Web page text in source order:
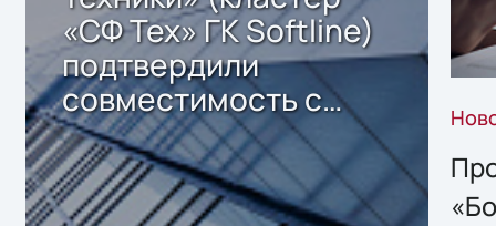
«СФ Тех» ГК Softline)
подтвердили
совместимость с
решением Sharx
Storage 2.x для
хранения данных